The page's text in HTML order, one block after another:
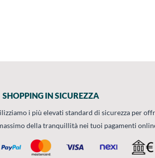
SHOPPING IN SICUREZZA
i più elevati standard di sicurezza per
della tranquillità nei tuoi pagamenti